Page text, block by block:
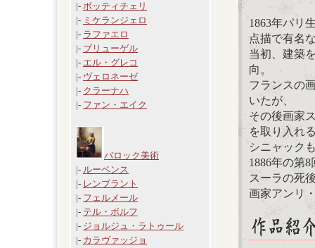
|- ボッティチェリ
|- ミケランジェロ
|- ラファエロ
|- ブリューゲル
|- エル・グレコ
|- ヴェロネーゼ
|- クラーナハ
|- ファン・エイク
バロック美術
|- ルーベンス
|- レンブラント
|- フェルメール
|- テル・ボルフ
|- ジョルジュ・ラトゥール
|- カラヴァッジョ
1863年パリ
点描で有名
当初、建築
向。
フランスの
いたが、
その後画家
を取り入れ
シニャック
1886年の第
スーラの死
画家アンリ